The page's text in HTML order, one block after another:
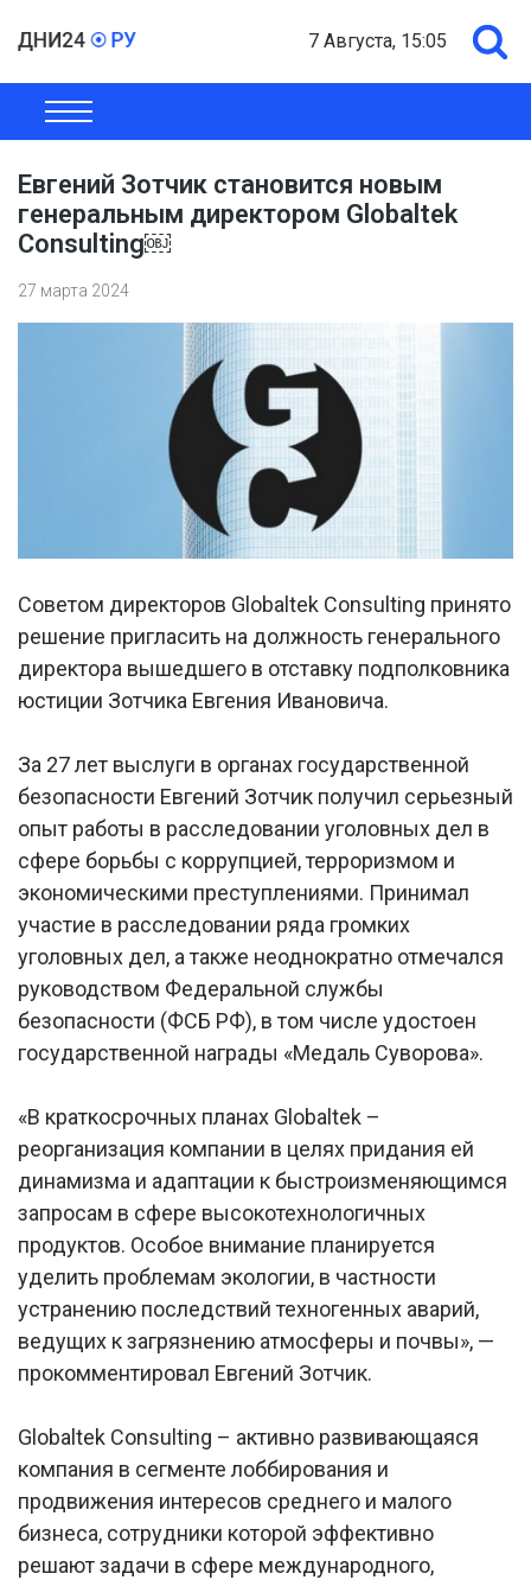
7 Августа, 15:05
ОБЩЕСТВО
Евгений Зотчик становится новым
генеральным директором Globaltek
Consulting￼
27 марта 2024
Советом директоров Globaltek Consulting принято
решение пригласить на должность генерального
директора вышедшего в отставку подполковника
юстиции Зотчика Евгения Ивановича.
За 27 лет выслуги в органах государственной
безопасности Евгений Зотчик получил серьезный
опыт работы в расследовании уголовных дел в
сфере борьбы с коррупцией, терроризмом и
экономическими преступлениями. Принимал
участие в расследовании ряда громких
уголовных дел, а также неоднократно отмечался
руководством Федеральной службы
безопасности (ФСБ РФ), в том числе удостоен
государственной награды «Медаль Суворова».
«В краткосрочных планах Globaltek –
реорганизация компании в целях придания ей
динамизма и адаптации к быстроизменяющимся
запросам в сфере высокотехнологичных
продуктов. Особое внимание планируется
уделить проблемам экологии, в частности
устранению последствий техногенных аварий,
ведущих к загрязнению атмосферы и почвы», —
прокомментировал Евгений Зотчик.
Globaltek Consulting – активно развивающаяся
компания в сегменте лоббирования и
продвижения интересов среднего и малого
бизнеса, сотрудники которой эффективно
решают задачи в сфере международного,